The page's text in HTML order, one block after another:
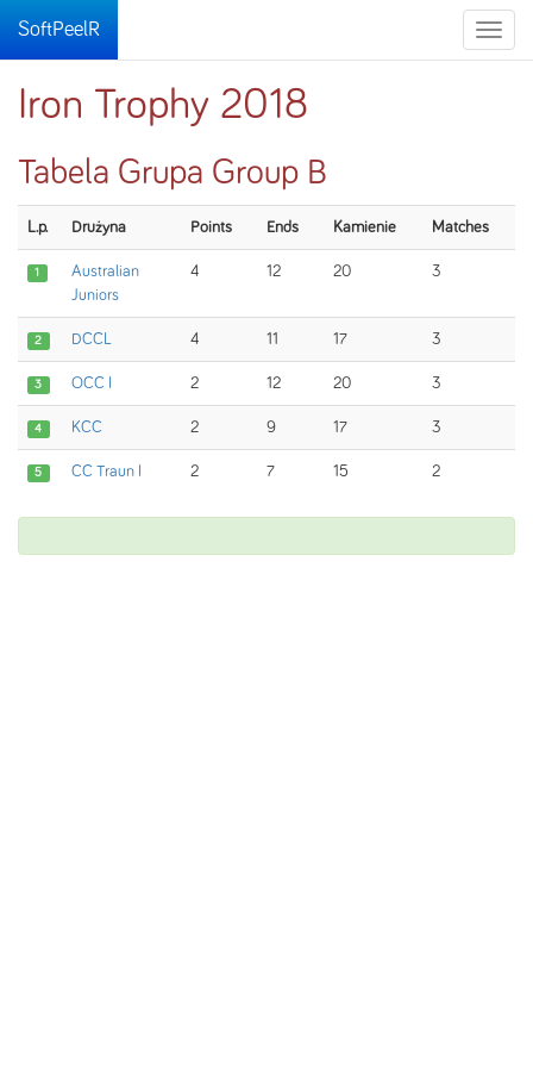
Toggle
SoftPeelR
Iron Trophy 2018
Tabela Grupa Group B
L.p. Drużyna Points Ends Kamienie Matches
1
Australian
Juniors
4 12 20 3
2 DCCL 4 11 17 3
3 OCC I 2 12 20 3
4 KCC 2 9 17 3
5 CC Traun I 2 7 15 2